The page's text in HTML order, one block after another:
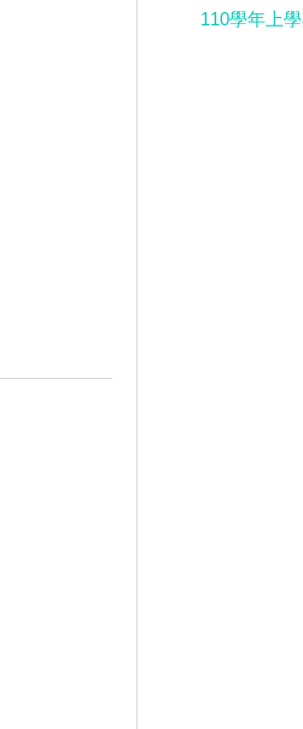
學光碟DVD
110學年上